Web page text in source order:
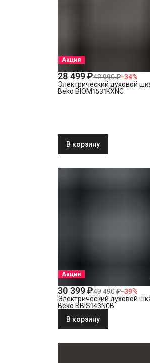
Акция
28 499 ₽42 990 ₽−34%
Электрический духовой
Beko BIOM1531KXNC
В корзину
Акция
30 399 ₽49 490 ₽−39%
Электрический духовой
Beko BBIS143N0B
В корзину